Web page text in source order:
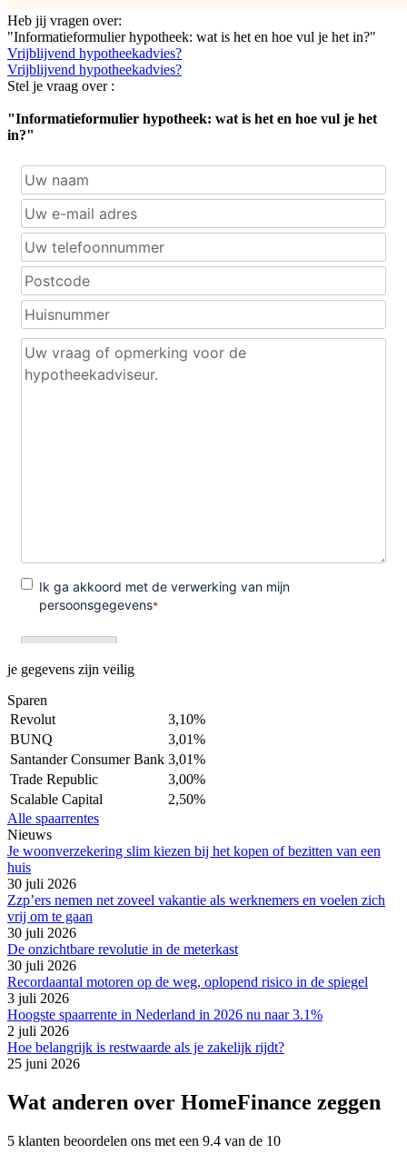
Heb jij vragen over:
"Informatieformulier hypotheek: wat is het en hoe vul je het in?"
Vrijblijvend hypotheekadvies?
Vrijblijvend hypotheekadvies?
Stel je vraag over :
"Informatieformulier hypotheek: wat is het en hoe vul je het
in?"
je gegevens zijn veilig
Sparen
Revolut
3,10%
BUNQ
3,01%
Santander Consumer Bank 3,01%
Trade Republic
3,00%
Scalable Capital
2,50%
Alle spaarrentes
Nieuws
Je woonverzekering slim kiezen bij het kopen of bezitten van een
huis
30 juli 2026
Zzp’ers nemen net zoveel vakantie als werknemers en voelen zich
vrij om te gaan
30 juli 2026
De onzichtbare revolutie in de meterkast
30 juli 2026
Recordaantal motoren op de weg, oplopend risico in de spiegel
3 juli 2026
Hoogste spaarrente in Nederland in 2026 nu naar 3.1%
2 juli 2026
Hoe belangrijk is restwaarde als je zakelijk rijdt?
25 juni 2026
Wat anderen over HomeFinance zeggen
5 klanten beoordelen ons met een 9.4 van de 10